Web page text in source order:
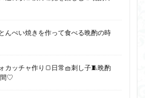
んぺい焼きを作って食べる晩酌の時
カッチャ作り🍞日常🧺刺し子🧵晩酌
間♡